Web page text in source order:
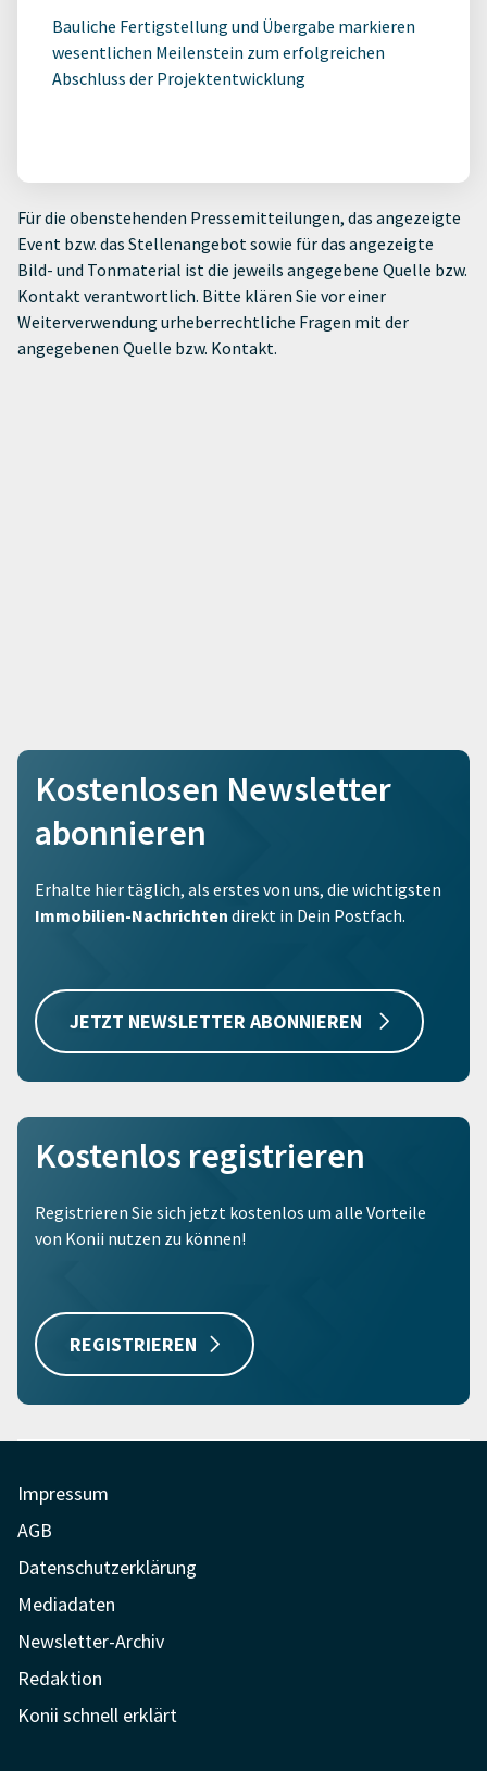
Bauliche Fertigstellung und Übergabe markieren
wesentlichen Meilenstein zum erfolgreichen
Abschluss der Projektentwicklung
Für die obenstehenden Pressemitteilungen, das angezeigte
Event bzw. das Stellenangebot sowie für das angezeigte
Bild- und Tonmaterial ist die jeweils angegebene Quelle bzw.
Kontakt verantwortlich. Bitte klären Sie vor einer
Weiterverwendung urheberrechtliche Fragen mit der
angegebenen Quelle bzw. Kontakt.
Kostenlosen Newsletter
abonnieren
Erhalte hier täglich, als erstes von uns, die wichtigsten
Immobilien-Nachrichten direkt in Dein Postfach.
JETZT NEWSLETTER ABONNIEREN
Kostenlos registrieren
Registrieren Sie sich jetzt kostenlos um alle Vorteile
von Konii nutzen zu können!
REGISTRIEREN
Impressum
AGB
Datenschutzerklärung
Mediadaten
Newsletter-Archiv
Redaktion
Konii schnell erklärt